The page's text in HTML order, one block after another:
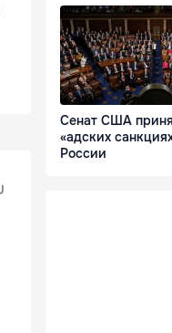
Сенат США
«адских
России